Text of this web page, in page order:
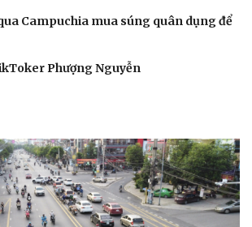
Campuchia mua súng quân dụng để
Phượng Nguyễn